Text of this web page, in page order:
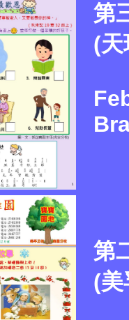
第
(天
第
(美